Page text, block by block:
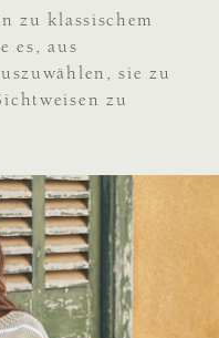
zu klassischem
es, aus
sie zu
zu